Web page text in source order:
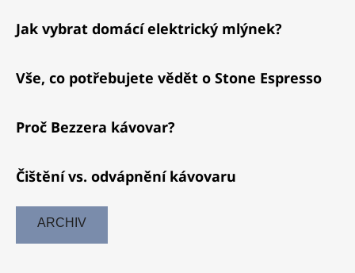
Jak vybrat domácí elektrický mlýnek?
Vše, co potřebujete vědět o Stone Espresso
Proč Bezzera kávovar?
Čištění vs. odvápnění kávovaru
ARCHIV